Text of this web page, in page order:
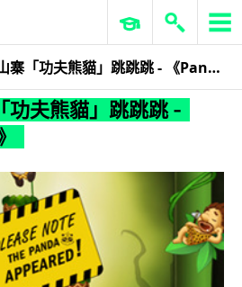
[iPhone] 山寨「功夫熊貓」跳跳跳 - 《Panda Go！》
app
夫熊貓」跳跳跳 -